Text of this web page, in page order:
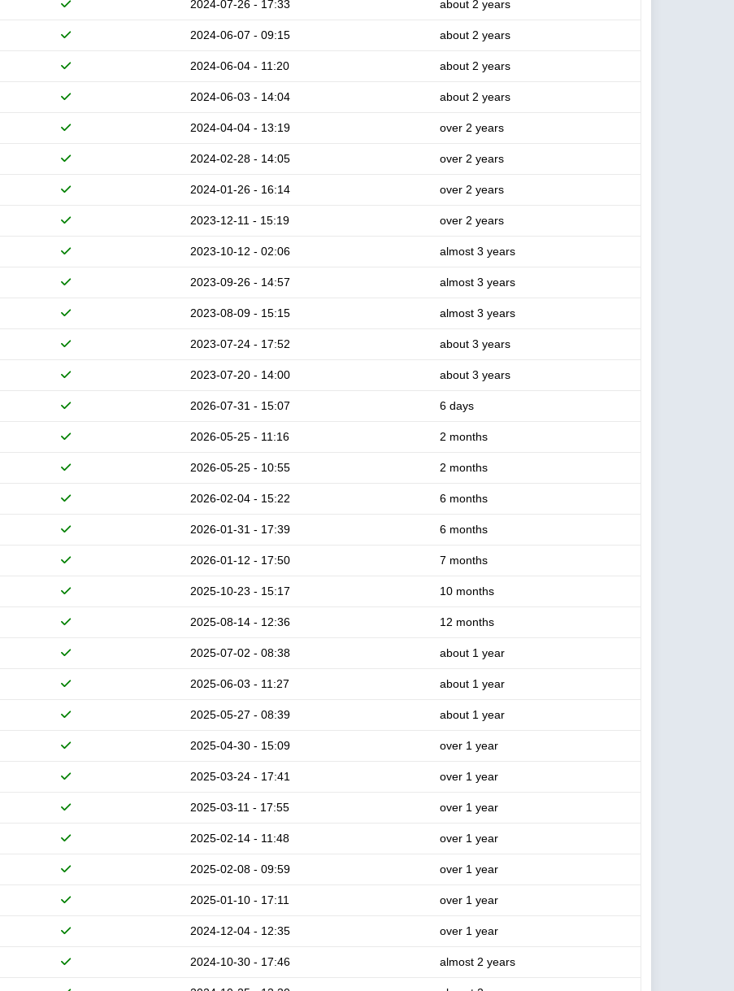
2024-07-26 - 17:33 about 2 years
2024-06-07 - 09:15 about 2 years
2024-06-04 - 11:20 about 2 years
2024-06-03 - 14:04 about 2 years
2024-04-04 - 13:19 over 2 years
2024-02-28 - 14:05 over 2 years
2024-01-26 - 16:14 over 2 years
2023-12-11 - 15:19 over 2 years
2023-10-12 - 02:06 almost 3 years
2023-09-26 - 14:57 almost 3 years
2023-08-09 - 15:15 almost 3 years
2023-07-24 - 17:52 about 3 years
2023-07-20 - 14:00 about 3 years
2026-07-31 - 15:07 6 days
2026-05-25 - 11:16 2 months
2026-05-25 - 10:55 2 months
2026-02-04 - 15:22 6 months
2026-01-31 - 17:39 6 months
2026-01-12 - 17:50 7 months
2025-10-23 - 15:17 10 months
2025-08-14 - 12:36 12 months
2025-07-02 - 08:38 about 1 year
2025-06-03 - 11:27 about 1 year
2025-05-27 - 08:39 about 1 year
2025-04-30 - 15:09 over 1 year
2025-03-24 - 17:41 over 1 year
2025-03-11 - 17:55 over 1 year
2025-02-14 - 11:48 over 1 year
2025-02-08 - 09:59 over 1 year
2025-01-10 - 17:11 over 1 year
2024-12-04 - 12:35 over 1 year
2024-10-30 - 17:46 almost 2 years